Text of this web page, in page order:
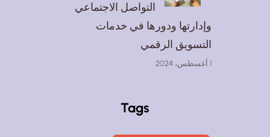
التواصل الاجتماعي
وإدارتها ودورها في خدمات
التسويق الرقمي
Tags